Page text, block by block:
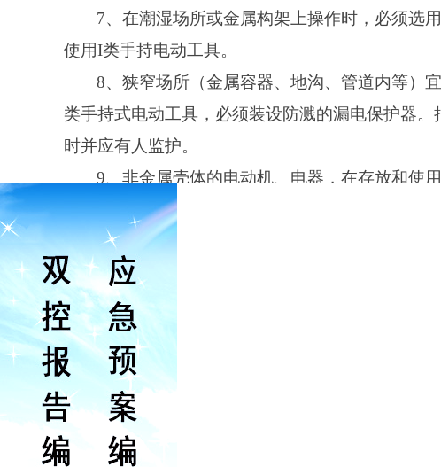
7、在潮湿场所或金属构架上操作时，必须选
使用I类手持电动工具。
8、狭窄场所（金属容器、地沟、管道内等）
类手持式电动工具，必须装设防溅的漏电保护器
时并应有人监护。
9、非金属壳体的电动机、电器，在存放和使
10、严禁超载使用。作业中应注意音响及温
升超过60℃时，应停机，自然冷却后再行作业。
11、作业前的检查应符合下列要求：
（1）外壳、手柄不出现裂缝、破损；
（2）电缆软线及插头等完好无损，开关动作
（3）各部防护罩齐全牢固，电气保护装置可靠
12、机具起动后，应空载运转，应检查并确